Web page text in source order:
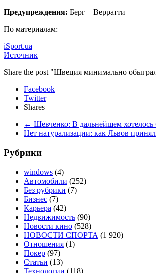
Предупреждения: Берг – Верратти
По материалам:
iSport.ua
Источник
Share the post "Швеция минимально
Facebook
Twitter
Shares
← Шевченко: В дальнейшем
Нет натурализации: как Львов
Рубрики
windows (4)
Автомобили (252)
Без рубрики (7)
Бизнес (7)
Карьера (42)
Недвижимость (90)
Новости кино (528)
НОВОСТИ СПОРТА (1 920)
Отношения (1)
Покер (97)
Статьи (13)
Технологии (118)